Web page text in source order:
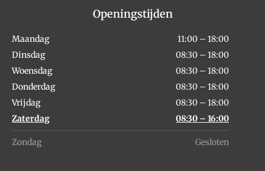
Openingstijden
Maandag
11:00 – 18:00
Dinsdag
08:30 – 18:00
Woensdag
08:30 – 18:00
Donderdag
08:30 – 18:00
Vrijdag
08:30 – 18:00
Zaterdag
08:30 – 16:00
Zondag Gesloten